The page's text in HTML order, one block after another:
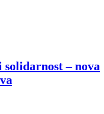
solidarnost – nova